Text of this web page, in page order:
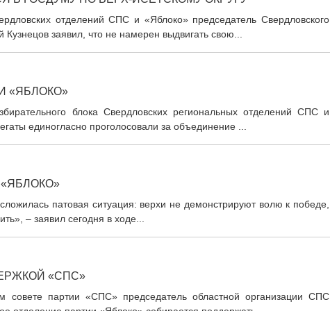
отделений СПС и «Яблоко» председатель Свердловского
заявил, что не намерен выдвигать свою...
«ЯБЛОКО»
блока Свердловских региональных отделений СПС и
единогласно проголосовали за объединение ...
патовая ситуация: верхи не демонстрируют волю к победе,
– заявил сегодня в ходе...
«СПС»
совете партии «СПС» председатель областной организации СПС